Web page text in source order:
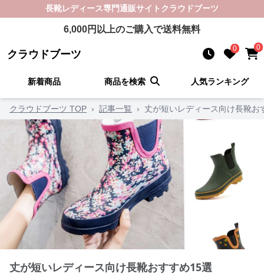
長靴レディース専門通販サイト クラウドブーツ
6,000円以上のご購入で送料無料
クラウドブーツ 0 0
新着商品 商品を検索 人気ランキング
クラウドブーツ TOP › 記事一覧 › 丈が短いレディース向け長靴お
丈が短いレディース向け長靴おすすめ15選